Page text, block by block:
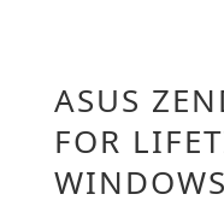
ASUS
FOR